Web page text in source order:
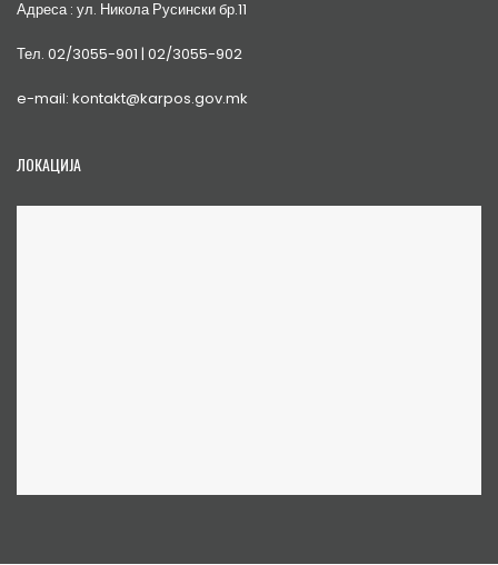
Адреса : ул. Никола Русински бр.11
Тел. 02/3055-901 | 02/3055-902
e-mail: kontakt@karpos.gov.mk
ЛОКАЦИЈА